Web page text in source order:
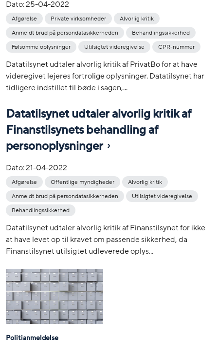
Dato:25-04-2022
Afgørelse Private virksomheder
Alvorlig kritik
Anmeldt brud på persondatasikkerheden
Behandlingssikkerhed
Følsomme oplysninger
Utilsigtet videregivelse CPR-nummer
Datatilsynet udtaler alvorlig kritik af PrivatBo for at have
videregivet lejeres fortrolige oplysninger. Datatilsynet har
tidligere indstillet til bøde i sagen,...
Datatilsynet udtaler alvorlig kritik af
Finanstilsynets behandling af
personoplysninger
Dato:21-04-2022
Afgørelse Offentlige myndigheder
Alvorlig kritik
Anmeldt brud på persondatasikkerheden
Utilsigtet videregivelse
Behandlingssikkerhed
Datatilsynet udtaler alvorlig kritik af Finanstilsynet for ikke
at have levet op til kravet om passende sikkerhed, da
Finanstilsynet utilsigtet udleverede oplys...
Politianmeldelse